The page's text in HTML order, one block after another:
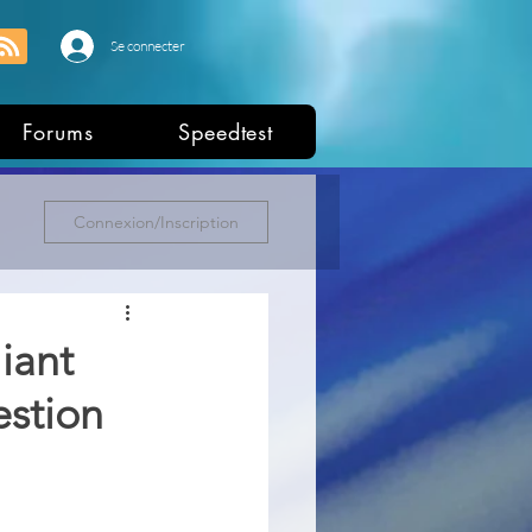
Se connecter
Forums Speedtest
Connexion/Inscription